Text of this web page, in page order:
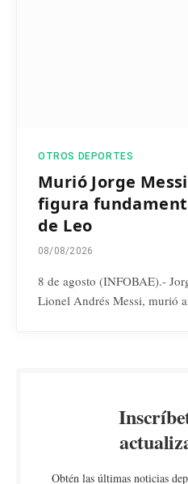
OTROS DEPORTES
Murió Jorge
figura
de Leo
08/08/2026
8 de agosto (INFOBAE).-
Lionel Andrés Messi, murió
Obtén las últimas noticias